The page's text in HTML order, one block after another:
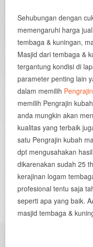
Sehubungan dengan
memengaruhi harga
tembaga & kuningan,
Masjid dari tembaga &
tergantung kondisi di
parameter penting lain
dalam memilih
memilih Pengrajin
anda mungkin akan
kualitas yang terbaik
satu Pengrajin kubah
dpt mengusahakan
dikarenakan sudah 25
kerajinan logam
profesional tentu saja
seperti apa yang baik.
masjid tembaga &